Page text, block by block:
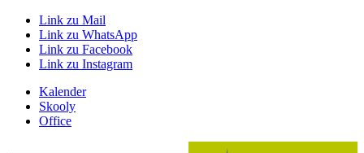
Link zu Mail
Link zu WhatsApp
Link zu Facebook
Link zu Instagram
Kalender
Skooly
Office